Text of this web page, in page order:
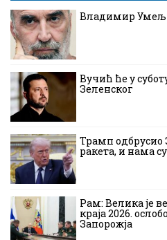
Владимир
Вучић ће у
Зеленског
Трамп
ракета, и нама
Рам: Велика је
краја 2026.
Запорожја